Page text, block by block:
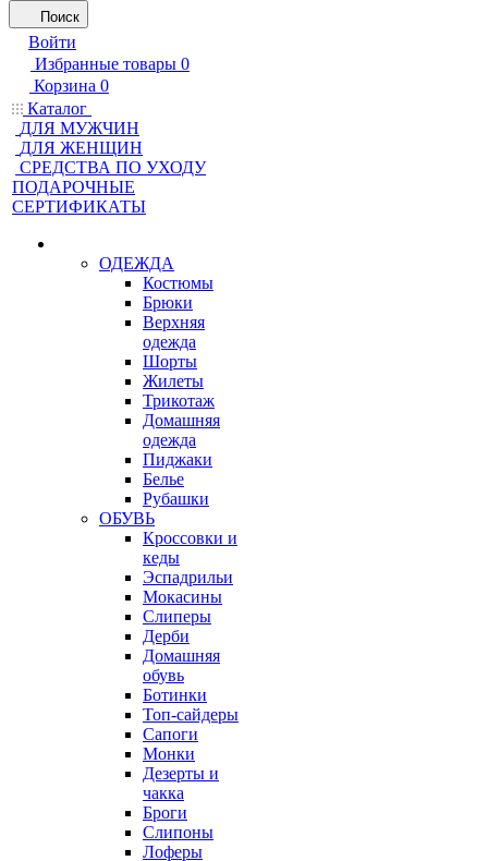
Поиск
Войти
Избранные товары 0
Корзина 0
Каталог
ДЛЯ МУЖЧИН
ДЛЯ ЖЕНЩИН
CРЕДСТВА ПО УХОДУ
ПОДАРОЧНЫЕ
СЕРТИФИКАТЫ
ОДЕЖДА
Костюмы
Брюки
Верхняя
одежда
Шорты
Жилеты
Трикотаж
Домашняя
одежда
Пиджаки
Белье
Рубашки
ОБУВЬ
Кроссовки и
кеды
Эспадрильи
Мокасины
Слиперы
Дерби
Домашняя
обувь
Ботинки
Топ-сайдеры
Сапоги
Монки
Дезерты и
чакка
Броги
Слипоны
Лоферы